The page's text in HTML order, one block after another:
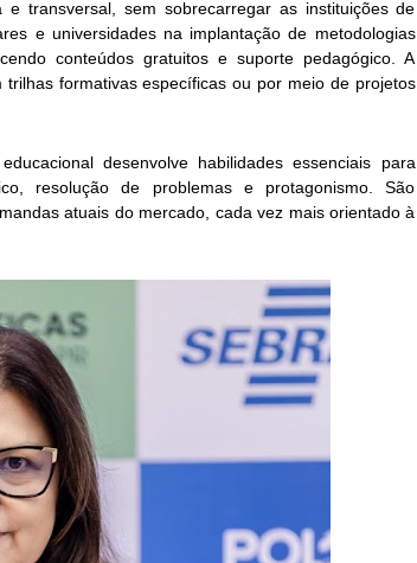
transversal, sem sobrecarregar as instituições de
e universidades na implantação de metodologias
conteúdos gratuitos e suporte pedagógico. A
formativas específicas ou por meio de projetos
desenvolve habilidades essenciais para
resolução de problemas e protagonismo. São
atuais do mercado, cada vez mais orientado à